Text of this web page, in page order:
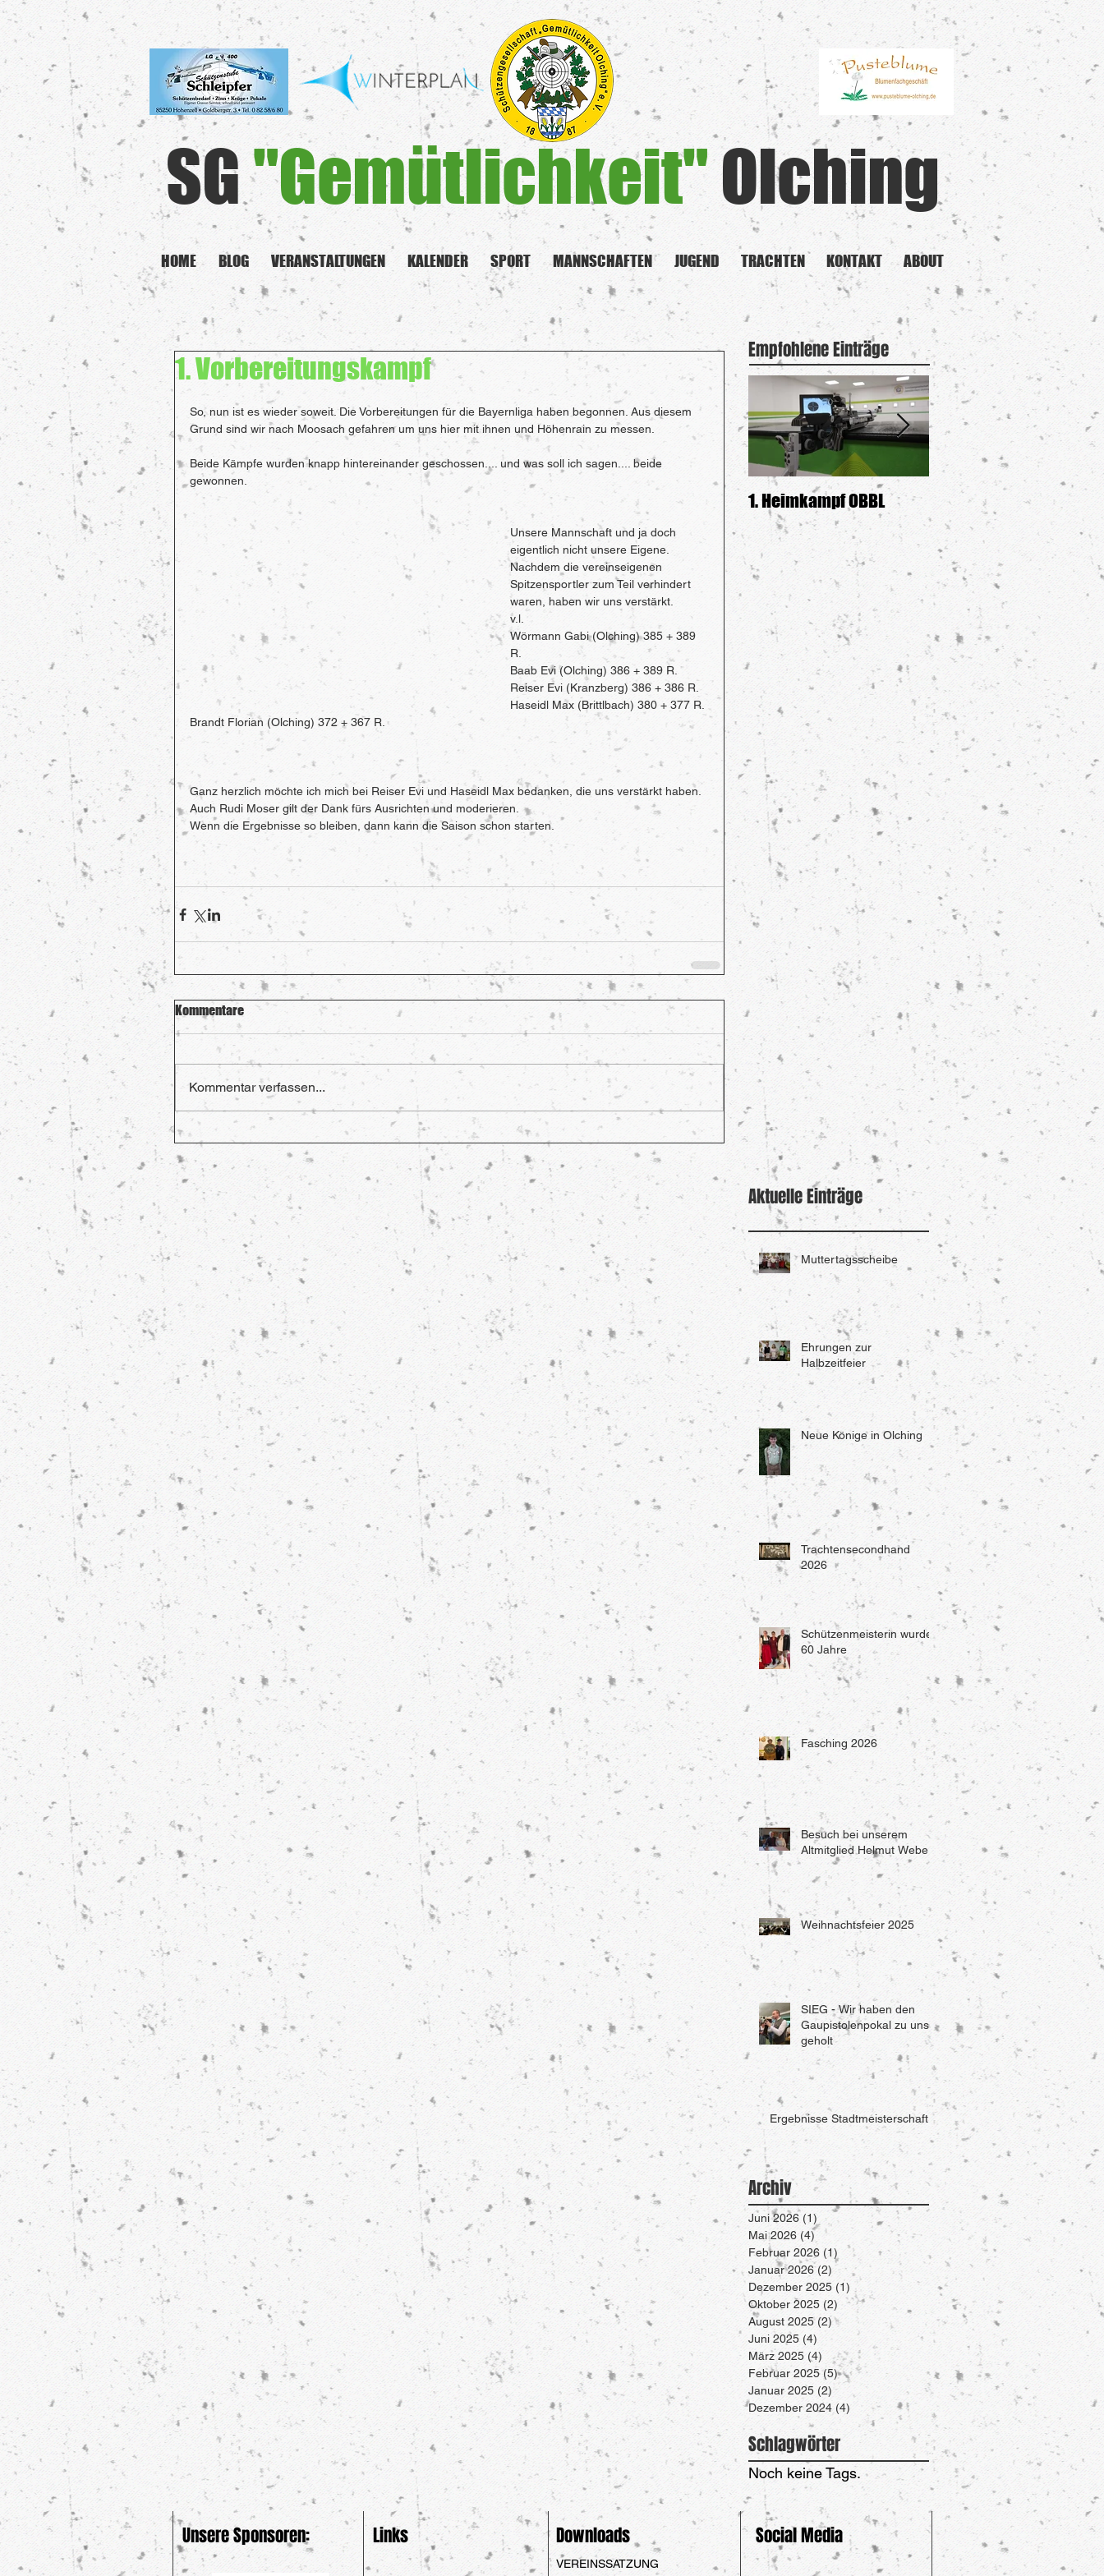
SG"Gemütlichkeit"Olching
HOME BLOG VERANSTALTUNGEN KALENDER SPORT MANNSCHAFTEN JUGEND TRACHTEN KONTAKT ABOUT
1. Vorbereitungskampf
So, nun ist es wieder soweit. Die Vorbereitungen für die Bayernliga haben begonnen. Aus diesem
Grund sind wir nach Moosach gefahren um uns hier mit ihnen und Höhenrain zu messen.
Beide Kämpfe wurden knapp hintereinander geschossen.... und was soll ich sagen.... beide
gewonnen.
Unsere Mannschaft und ja doch
eigentlich nicht unsere Eigene.
Nachdem die vereinseigenen
Spitzensportler zum Teil verhindert
waren, haben wir uns verstärkt.
v.l.
Wörmann Gabi (Olching) 385 + 389
R.
Baab Evi (Olching) 386 + 389 R.
Reiser Evi (Kranzberg) 386 + 386 R.
Haseidl Max (Brittlbach) 380 + 377 R.
Brandt Florian (Olching) 372 + 367 R.
Ganz herzlich möchte ich mich bei Reiser Evi und Haseidl Max bedanken, die uns verstärkt haben.
Auch Rudi Moser gilt der Dank fürs Ausrichten und moderieren.
Wenn die Ergebnisse so bleiben, dann kann die Saison schon starten.
Kommentare
Kommentar verfassen...
Empfohlene Einträge
1. Heimkampf OBBL Siegerehrung GDW
Aktuelle Einträge
Muttertagsscheibe
Ehrungen zur
Halbzeitfeier
Neue Könige in Olching
Trachtensecondhand
2026
Schützenmeisterin wurde
60 Jahre
Fasching 2026
Besuch bei unserem
Altmitglied Helmut Weber
Weihnachtsfeier 2025
SIEG - Wir haben den
Gaupistolenpokal zu uns
geholt
Ergebnisse Stadtmeisterschaft
Archiv
Juni 2026 (1) 1 Beitrag
Mai 2026 (4) 4 Beiträge
Februar 2026 (1) 1 Beitrag
Januar 2026 (2) 2 Beiträge
Dezember 2025 (1) 1 Beitrag
Oktober 2025 (2) 2 Beiträge
August 2025 (2)2 Beiträge
Juni 2025 (4) 4 Beiträge
März 2025 (4) 4 Beiträge
Februar 2025 (5)5 Beiträge
Januar 2025 (2) 2 Beiträge
Dezember 2024 (4) 4 Beiträge
Schlagwörter
Noch keine Tags.
Unsere Sponsoren: Links Downloads
VEREINSSATZUNG
Social Media